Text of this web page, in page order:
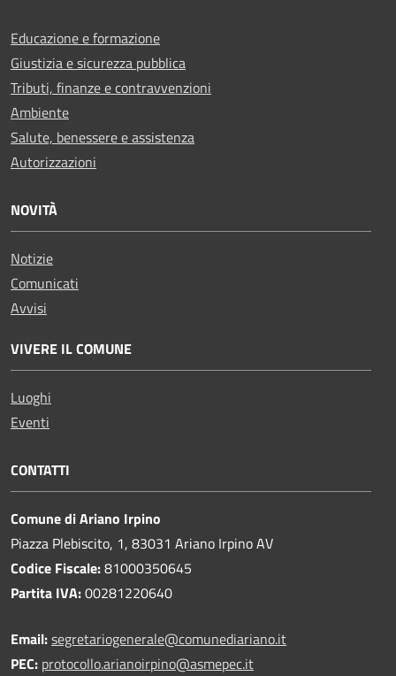
Educazione e formazione
Giustizia e sicurezza pubblica
Tributi, finanze e contravvenzioni
Ambiente
Salute, benessere e assistenza
Autorizzazioni
NOVITÀ
Notizie
Comunicati
Avvisi
VIVERE IL COMUNE
Luoghi
Eventi
CONTATTI
Comune di Ariano Irpino
Piazza Plebiscito, 1, 83031 Ariano Irpino AV
Codice Fiscale:81000350645
Partita IVA:00281220640
Email:segretariogenerale@comunediariano.it
PEC: protocollo.arianoirpino@asmepec.it